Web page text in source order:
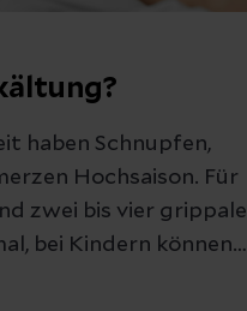
haben Schnupfen,
Hochsaison. Für
zwei bis vier grippale
bei Kindern können
auftreten. Woher